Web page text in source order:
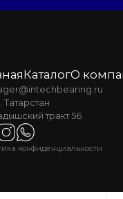
КаталогО
Татарстан
тракт 56
конфиденциальности